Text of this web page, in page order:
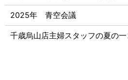
2025年 青空会議
千歳烏山店主婦スタッフの夏の一